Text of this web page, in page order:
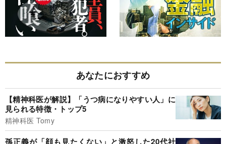
あなたにおすすめ
【精神科医が解説】「うつ病になりやすい人」に
見られる特徴・トップ5
精神科医 Tomy
孫正義が「顔も見たくない」と激怒した20代社